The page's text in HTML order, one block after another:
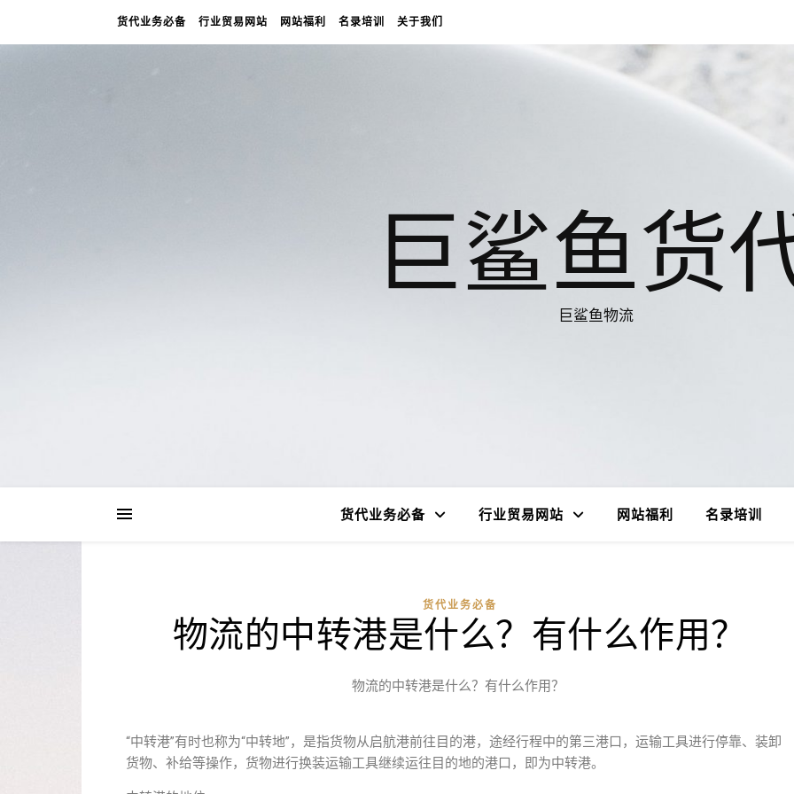
货代业务必备 行业贸易网站 网站福利 名录培训 关于我们
巨鲨鱼货
巨鲨鱼物流
货代业务必备 行业贸易网站 网站福利 名录培训
货代业务必备
物流的中转港是什么？有什么作用？
物流的中转港是什么？有什么作用？
“中转港”有时也称为“中转地”，是指货物从启航港前往目的港，途经行程中的第三港口，运输工具进行停靠、装卸
货物、补给等操作，货物进行换装运输工具继续运往目的地的港口，即为中转港。